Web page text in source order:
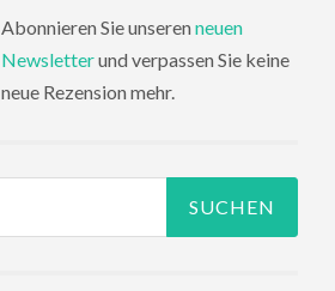
Abonnieren Sie unseren neuen
Newsletterund verpassen Sie keine
neue Rezension mehr.